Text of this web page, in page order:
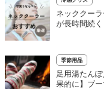
ネッククー
が長時間続く
季節用品
足用湯たん
果的に】ブ